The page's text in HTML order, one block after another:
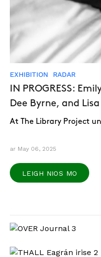
EXHIBITION RADAR
IN PROGRESS:
Dee Byrne, and
At The Library Project
ar May 06, 2025
LEIGH NIOS MO